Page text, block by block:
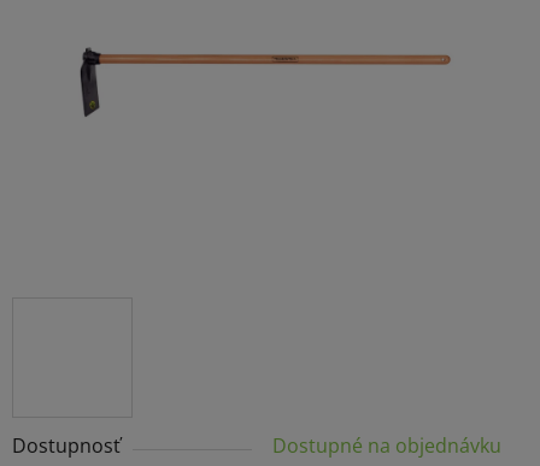
Dostupnosť
Dostupné na objednávku
hviezdičiek.